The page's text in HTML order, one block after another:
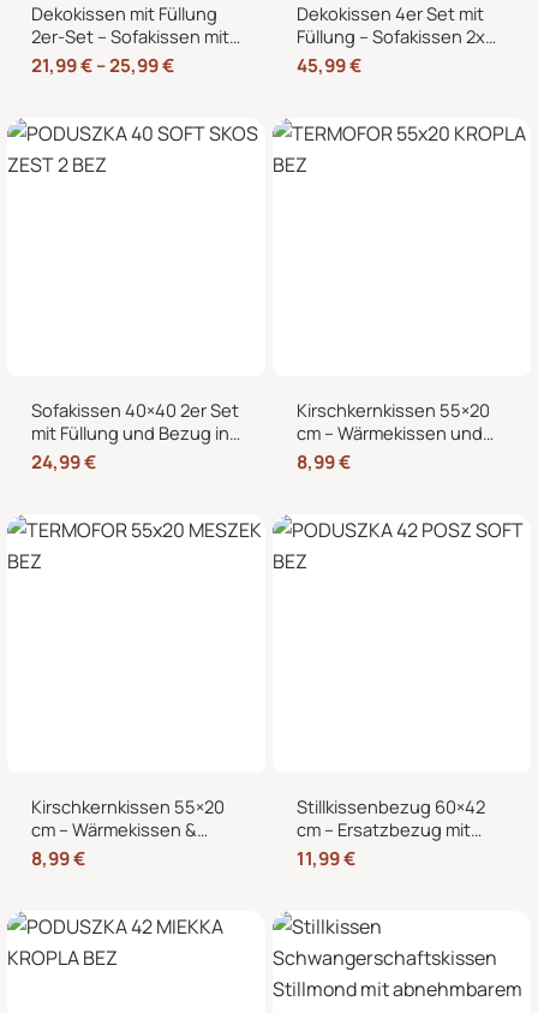
Dekokissen mit Füllung
2er-Set – Sofakissen mit
dekorativer Biese,
formstabil, in 40×40,
21,99€–25,99€
Dekokissen 4er Set mit
Füllung – Sofakissen 2x
50×50 + 2x 35×45 cm –
Zierkissen Couchkissen
Cord-Optik
45,99€
Sofakissen 40×40 2er Set
mit Füllung und Bezug in
edler Cord-Optik –
Dekokissen für Sofa,
24,99€
Kirschkernkissen 55×20
cm – Wärmekissen und
Kältekissen mit 100%
Kirschkernen, für
Nacken Rücken Bauch
8,99€
Kirschkernkissen 55×20
cm – Wärmekissen &
Kältekissen für
Mikrowelle, Nacken,
8,99€
Stillkissenbezug 60×42
cm – Ersatzbezug mit
Reißverschluss für
Stillmond & Stillhörnchen
11,99€